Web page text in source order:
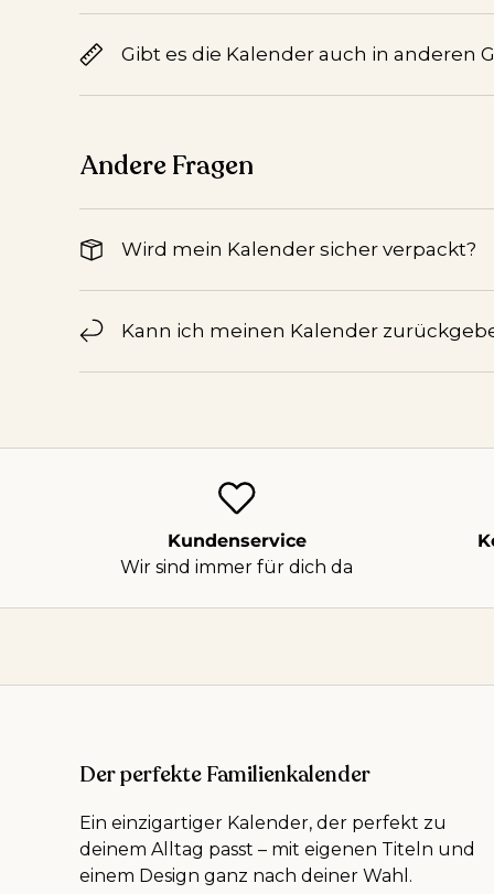
Gibt es die Kalender auch in anderen
Andere Fragen
Wird mein Kalender sicher verpackt?
Kann ich meinen Kalender
Kundenservice
Wir sind immer für dich da
Der perfekte Familienkalender
Ein einzigartiger Kalender, der perfekt zu
deinem Alltag passt – mit eigenen Titeln und
einem Design ganz nach deiner Wahl.